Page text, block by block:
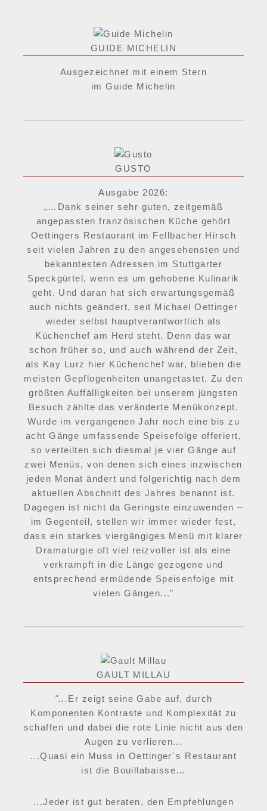
GUIDE MICHELIN
Ausgezeichnet mit einem Stern
im Guide Michelin
GUSTO
Ausgabe 2026:
„…Dank seiner sehr guten, zeitgemäß
angepassten französischen Küche gehört
Oettingers Restaurant im Fellbacher Hirsch
seit vielen Jahren zu den angesehensten und
bekanntesten Adressen im Stuttgarter
Speckgürtel, wenn es um gehobene Kulinarik
geht. Und daran hat sich erwartungsgemäß
auch nichts geändert, seit Michael Oettinger
wieder selbst hauptverantwortlich als
Küchenchef am Herd steht. Denn das war
schon früher so, und auch während der Zeit,
als Kay Lurz hier Küchenchef war, blieben die
meisten Gepflogenheiten unangetastet. Zu den
größten Auffälligkeiten bei unserem jüngsten
Besuch zählte das veränderte Menükonzept.
Wurde im vergangenen Jahr noch eine bis zu
acht Gänge umfassende Speisefolge offeriert,
so verteilten sich diesmal je vier Gänge auf
zwei Menüs, von denen sich eines inzwischen
jeden Monat ändert und folgerichtig nach dem
aktuellen Abschnitt des Jahres benannt ist.
Dagegen ist nicht da Geringste einzuwenden –
im Gegenteil, stellen wir immer wieder fest,
dass ein starkes viergängiges Menü mit klarer
Dramaturgie oft viel reizvoller ist als eine
verkrampft in die Länge gezogene und
entsprechend ermüdende Speisenfolge mit
vielen Gängen..."
GAULT MILLAU
"... Er zeigt seine Gabe auf, durch
Komponenten Kontraste und Komplexität zu
schaffen und dabei die rote Linie nicht aus den
Augen zu verlieren...
...Quasi ein Muss in Oettinger´s Restaurant
ist die Bouillabaisse…
...Jeder ist gut beraten, den Empfehlungen